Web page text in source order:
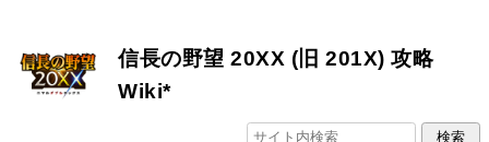
信長の野望 20XX (旧 201X) 攻略
Wiki*